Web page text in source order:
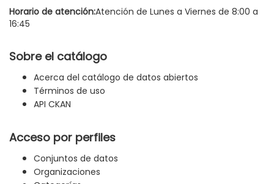
Horario de atención:Atención de Lunes a Viernes de 8:00 a
16:45
Sobre el catálogo
Acerca del catálogo de datos abiertos
Términos de uso
API CKAN
Acceso por perfiles
Conjuntos de datos
Organizaciones